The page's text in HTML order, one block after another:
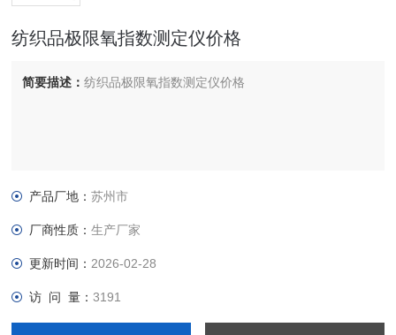
纺织品极限氧指数测定仪价格
简要描述：纺织品极限氧指数测定仪价格
产品厂地：苏州市
厂商性质：生产厂家
更新时间： 2026-02-28
访 问 量：3191